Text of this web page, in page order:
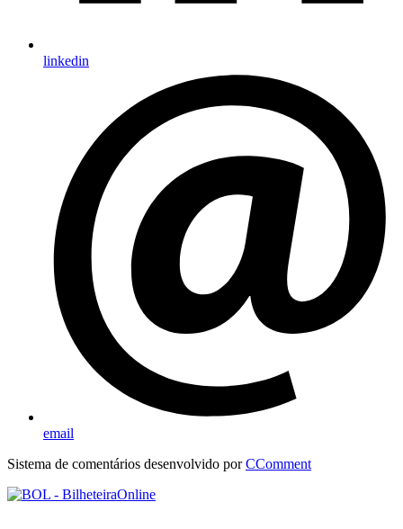
linkedin
email
Sistema de comentários desenvolvido porCComment